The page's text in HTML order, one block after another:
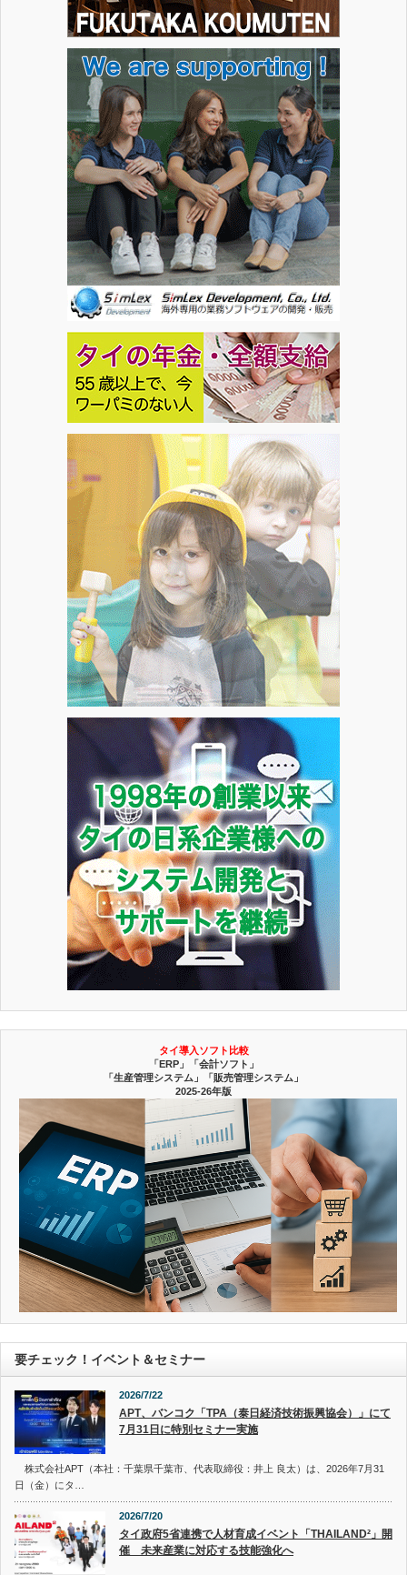
タイ導入ソフト比較
「ERP」「会計ソフト」
「生産管理システム」「販売管理システム」
2025-26年版
要チェック！イベント＆セミナー
2026/7/22
APT、バンコク「TPA（泰日経済技術振興協会）」にて
7月31日に特別セミナー実施
株式会社APT（本社：千葉県千葉市、代表取締役：井上 良太）は、2026年7月31
日（金）にタ…
2026/7/20
タイ政府5省連携で人材育成イベント「THAILAND²」開
催 未来産業に対応する技能強化へ